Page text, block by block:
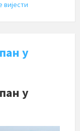
вијести
у
у